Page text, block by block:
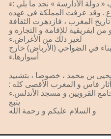
دولة الأدارسة » نجد ما يلي :ء
. وقد عرفت المملكة في عهده
المغرب ، فازدهرت الثقافة
ايفريقية للإقامة و التجارة و
لغير دلك من الأغراض.ء
في الضواحي (الأرباض) خارج
أسوارها.ء
بن محمد ، خصوصا ، بتشييد
آثار فاس و المغرب الأقصى كله :
القرويين و مسجد الأندلس.ء
يتبع
و السلام عليكم و رحمة الله